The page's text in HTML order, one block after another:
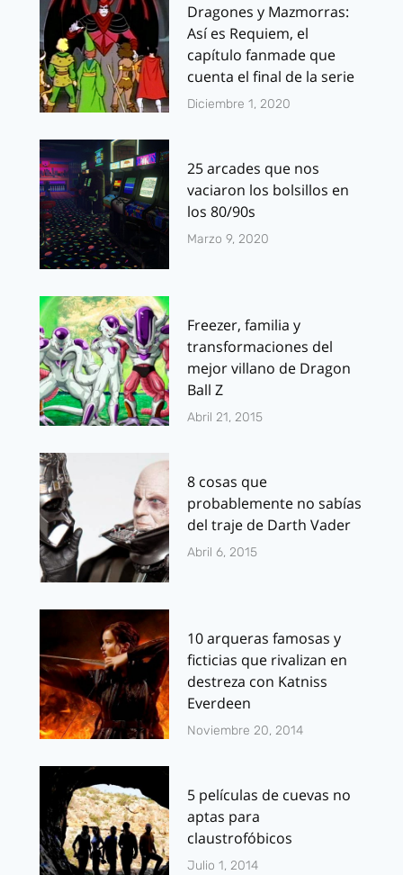
Dragones y Mazmorras:
Así es Requiem, el
capítulo fanmade que
cuenta el final de la serie
Diciembre 1, 2020
25 arcades que nos
vaciaron los bolsillos en
los 80/90s
Marzo 9, 2020
Freezer, familia y
transformaciones del
mejor villano de Dragon
Ball Z
Abril 21, 2015
8 cosas que
probablemente no sabías
del traje de Darth Vader
Abril 6, 2015
10 arqueras famosas y
ficticias que rivalizan en
destreza con Katniss
Everdeen
Noviembre 20, 2014
5 películas de cuevas no
aptas para
claustrofóbicos
Julio 1, 2014